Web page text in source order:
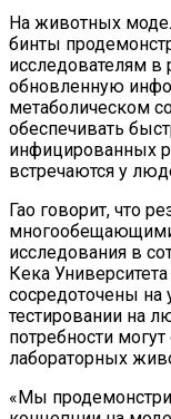
На животных
бинты
исследователям
обновленную
метаболическом
обеспечивать
инфицированных
встречаются у
Гао говорит, что
исследования в
Кека
сосредоточены на
тестировании на
потребности могут
лабораторных
«Мы